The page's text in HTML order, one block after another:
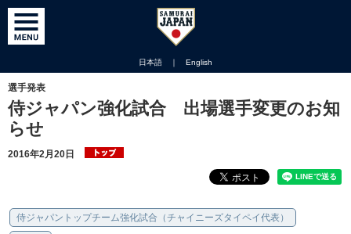
日本語 ｜ English
選手発表
侍ジャパン強化試合 出場選手変更のお知
らせ
2016年2月20日
侍ジャパントップチーム強化試合（チャイニーズタイペイ代表）